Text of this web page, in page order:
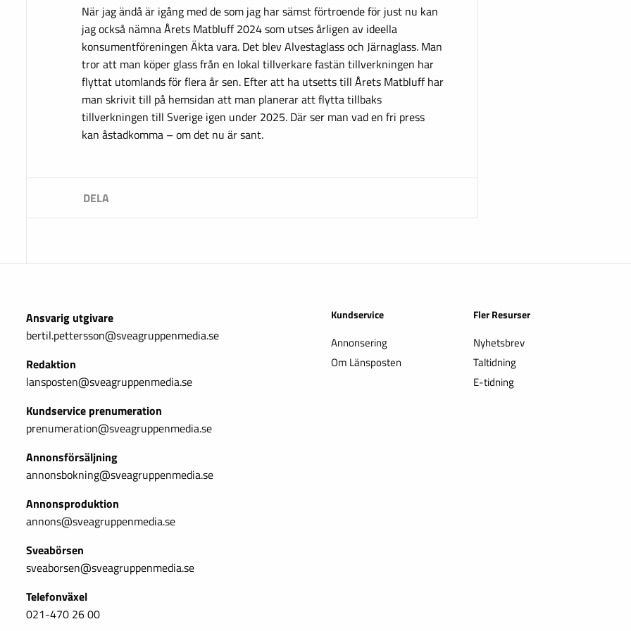
När jag ändå är igång med de som jag har sämst förtroende för just nu kan
jag också nämna Årets Matbluff 2024 som utses årligen av ideella
konsumentföreningen Äkta vara. Det blev Alvestaglass och Järnaglass. Man
tror att man köper glass från en lokal tillverkare fastän tillverkningen har
flyttat utomlands för flera år sen. Efter att ha utsetts till Årets Matbluff har
man skrivit till på hemsidan att man planerar att flytta tillbaks
tillverkningen till Sverige igen under 2025. Där ser man vad en fri press
kan åstadkomma – om det nu är sant.
Ansvarig utgivare
bertil.pettersson@sveagruppenmedia.se
Redaktion
lansposten@sveagruppenmedia.se
Kundservice prenumeration
prenumeration@sveagruppenmedia.se
Annonsförsäljning
annonsbokning@sveagruppenmedia.se
Annonsproduktion
annons@sveagruppenmedia.se
Sveabörsen
sveaborsen@sveagruppenmedia.se
Telefonväxel
021-470 26 00
Kundservice
Annonsering
Om Länsposten
Fler Resurser
Nyhetsbrev
Taltidning
E-tidning